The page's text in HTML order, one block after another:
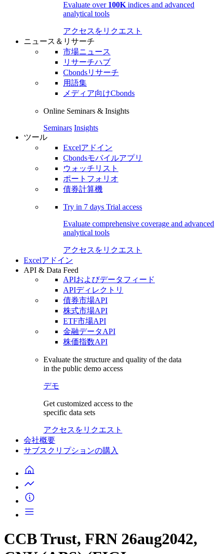
Evaluate over 100K indices and advanced
analytical tools
アクセスをリクエスト
ニュース＆リサーチ
市場ニュース
リサーチハブ
Cbondsリサーチ
用語集
メディア向けCbonds
Online Seminars & Insights
Seminars Insights
ツール
Excelアドイン
Cbondsモバイルアプリ
ウォッチリスト
ポートフォリオ
債券計算機
Try in 7 days Trial access
Evaluate comprehensive coverage and advanced
analytical tools
アクセスをリクエスト
Excelアドイン
API & Data Feed
APIおよびデータフィード
APIディレクトリ
債券市場API
株式市場API
ETF市場API
金融データAPI
株価指数API
Evaluate the structure and quality of the data
in the public demo access
デモ
Get customized access to the
specific data sets
アクセスをリクエスト
会社概要
サブスクリプションの購入
CCB Trust, FRN 26aug2042,